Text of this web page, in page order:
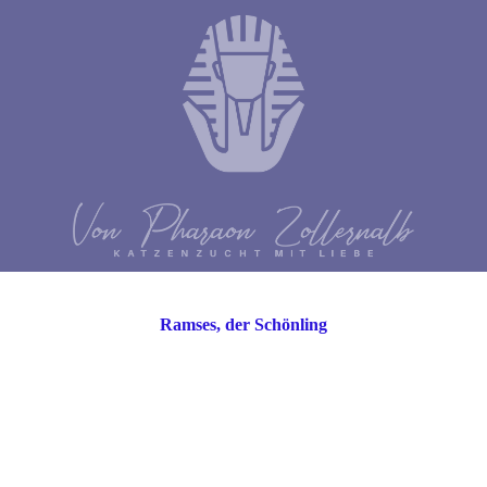
Ramses, der Schönling